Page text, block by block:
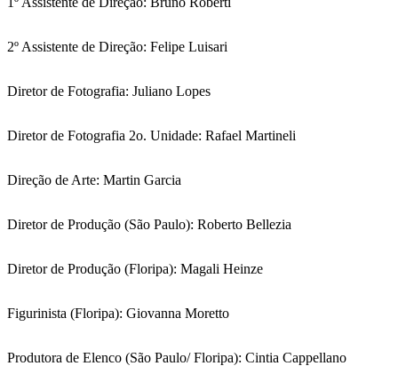
2º Assistente de Direção: Felipe Luisari
Diretor de Fotografia: Juliano Lopes
Diretor de Fotografia 2o. Unidade: Rafael Martineli
Direção de Arte: Martin Garcia
Diretor de Produção (São Paulo): Roberto Bellezia
Diretor de Produção (Floripa): Magali Heinze
Figurinista (Floripa): Giovanna Moretto
Produtora de Elenco (São Paulo/ Floripa): Cintia Cappellano